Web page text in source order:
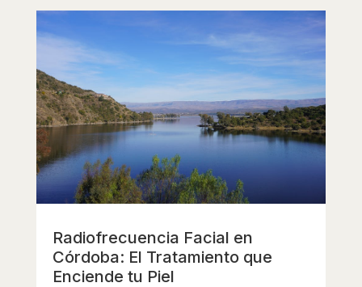
Radiofrecuencia Facial en
Córdoba: El Tratamiento que
Enciende tu Piel